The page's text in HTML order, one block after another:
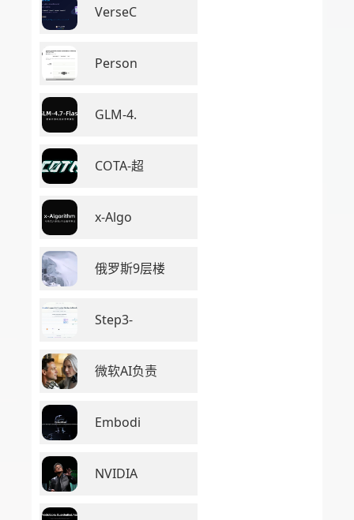
VerseC
Person
GLM-4.
COTA-超
x-Algo
俄罗斯9层楼
Step3-
微软AI负责
Embodi
NVIDIA